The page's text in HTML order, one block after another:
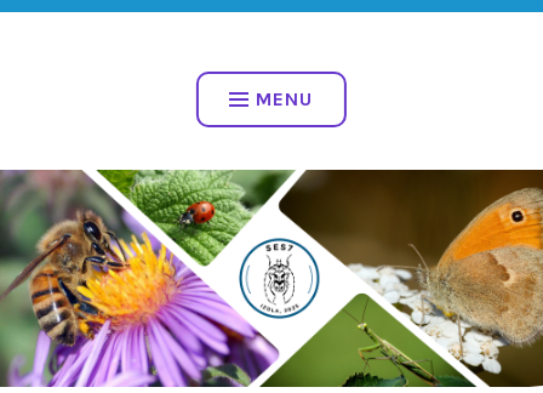
Vai
7. SLOVENSKI
ENTOMOLOŠKI SIMPOZIJ Z
MEDNARODNO UDELEŽBO
MENU